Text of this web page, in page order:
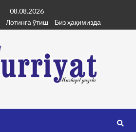
08.08.2026
Лотинга ўтиш Биз ҳақимизда